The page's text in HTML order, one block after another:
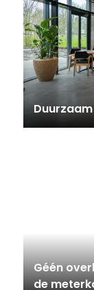
Géén
de